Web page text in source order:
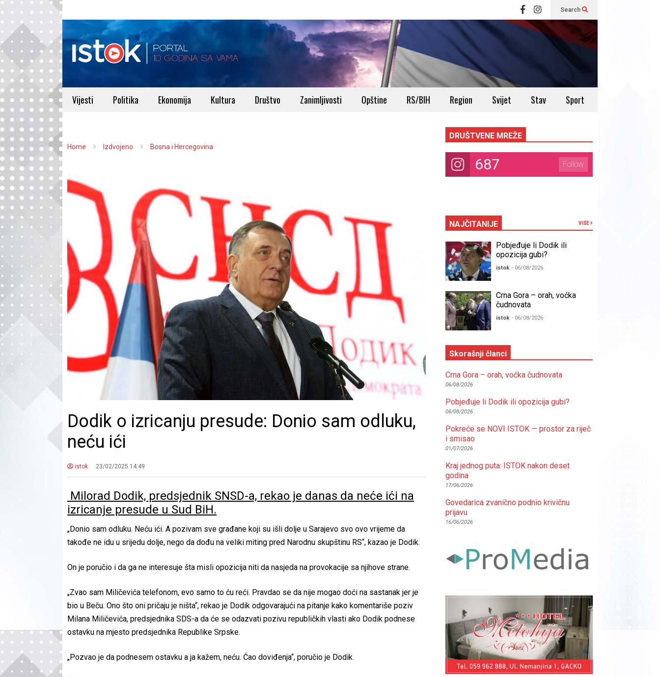
Search
Vijesti Politika Ekonomija Kultura Društvo Zanimljivosti Opštine RS/BIH Region Svijet Stav Sport
Home Izdvojeno Bosna i Hercegovina
Dodik o izricanju presude: Donio sam odluku,
neću ići
istok 23/02/2025 14:49
Milorad Dodik, predsjednik SNSD-a, rekao je danas da neće ići na
izricanje presude u Sud BiH.
„Donio sam odluku. Neću ići. A pozivam sve građane koji su išli dolje u Sarajevo svo ovo vrijeme da
takođe ne idu u srijedu dolje, nego da dođu na veliki miting pred Narodnu skupštinu RS“, kazao je Dodik.
On je poručio i da ga ne interesuje šta misli opozicija niti da nasjeda na provokacije sa njihove strane.
„Zvao sam Miličevića telefonom, evo samo to ću reći. Pravdao se da nije mogao doći na sastanak jer je
bio u Beču. Ono što oni pričaju je ništa“, rekao je Dodik odgovarajući na pitanje kako komentariše poziv
Milana Miličevića, predsjednika SDS-a da će se odazvati pozivu republičkih vlasti ako Dodik podnese
ostavku na mjesto predsjednika Republike Srpske.
„Pozvao je da podnesem ostavku a ja kažem, neću. Ćao doviđenja“, poručio je Dodik.
DRUŠTVENE MREŽE
687 Follow
NAJČITANIJE VIŠE
Pobjeđuje li Dodik ili
opozicija gubi?
istok - 06/08/2026
Crna Gora – orah, voćka
čudnovata
istok - 06/08/2026
Skorašnji članci
Crna Gora – orah, voćka čudnovata
06/08/2026
Pobjeđuje li Dodik ili opozicija gubi?
06/08/2026
Pokreće se NOVI ISTOK — prostor za riječ
i smisao
01/07/2026
Kraj jednog puta: ISTOK nakon deset
godina
17/06/2026
Govedarica zvanično podnio krivičnu
prijavu
16/06/2026